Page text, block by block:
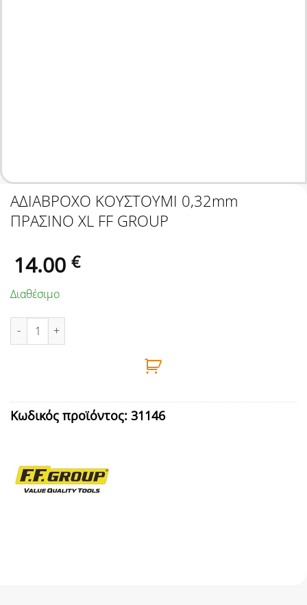
ΑΔΙΑΒΡΟΧΟ ΚΟΥΣΤΟΥΜΙ 0,32mm
ΠΡΑΣΙΝO ΧL FF GROUP
14.00 €
Διαθέσιμο
ΑΔΙΑΒΡΟΧΟ ΚΟΥΣΤΟΥΜΙ 0,32mm ΠΡΑΣΙΝO ΧL FF GROUP
Κωδικός προϊόντος: 31146